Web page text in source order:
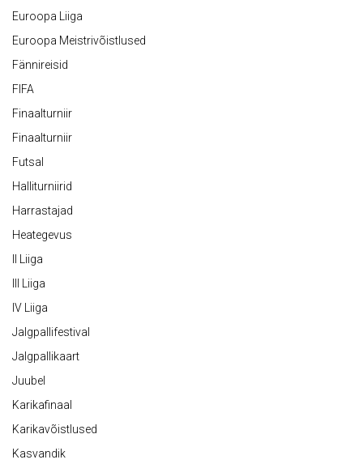
Euroopa Liiga
Euroopa Meistrivõistlused
Fännireisid
FIFA
Finaalturniir
Finaalturniir
Futsal
Halliturniirid
Harrastajad
Heategevus
II Liiga
III Liiga
IV Liiga
Jalgpallifestival
Jalgpallikaart
Juubel
Karikafinaal
Karikavõistlused
Kasvandik